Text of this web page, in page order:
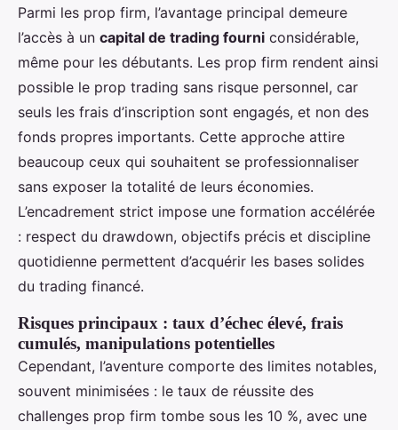
Parmi les prop firm, l’avantage principal demeure
l’accès à un capital de trading fourni considérable,
même pour les débutants. Les prop firm rendent ainsi
possible le prop trading sans risque personnel, car
seuls les frais d’inscription sont engagés, et non des
fonds propres importants. Cette approche attire
beaucoup ceux qui souhaitent se professionnaliser
sans exposer la totalité de leurs économies.
L’encadrement strict impose une formation accélérée
: respect du drawdown, objectifs précis et discipline
quotidienne permettent d’acquérir les bases solides
du trading financé.
Risques principaux : taux d’échec élevé, frais
cumulés, manipulations potentielles
Cependant, l’aventure comporte des limites notables,
souvent minimisées : le taux de réussite des
challenges prop firm tombe sous les 10 %, avec une